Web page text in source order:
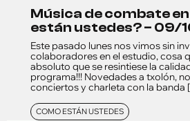
música de combate en el ¿cómo
están ustedes? – 09/
Este pasado lunes nos vimos sin
colaboradores en el estudio, cosa
absoluto que se resintiese la
programa!!! Novedades a txolón,
conciertos y charleta con la banda
COMO ESTÁN USTEDES